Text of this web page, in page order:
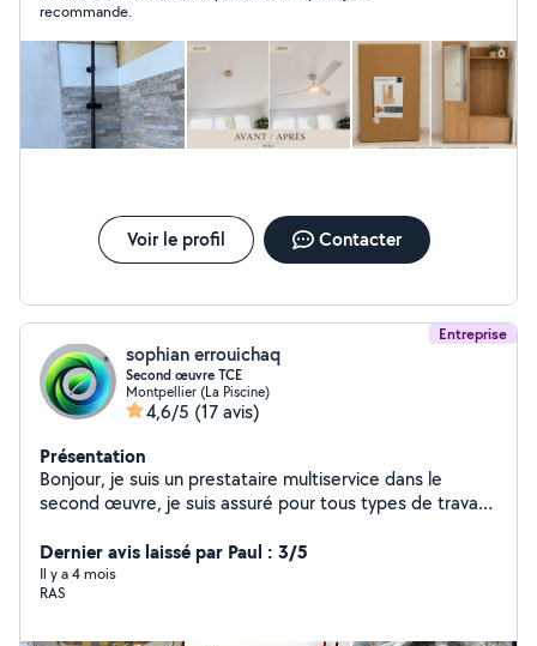
charpentes métalliques, installation de meubles et
installation de salles de bains. Je garantis la qualité de
mon travail. À bientôt.
recommande.
Voir le profil Contacter
Entreprise
sophian errouichaq
Second œuvre TCE
Montpellier (La Piscine)
4,6/5 (17 avis)
Présentation
Bonjour, je suis un prestataire multiservice dans le
second œuvre, je suis assuré pour tous types de travaux
maintenance des équipements domestiques. Mes prix
sont corrects et transparents.
Dernier avis laissé par Paul : 3/5
Il y a 4 mois
RAS